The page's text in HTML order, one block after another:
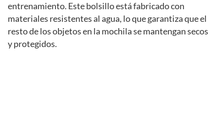
entrenamiento. Este bolsillo está fabricado con
materiales resistentes al agua, lo que garantiza que el
resto de los objetos en la mochila se mantengan secos
y protegidos.